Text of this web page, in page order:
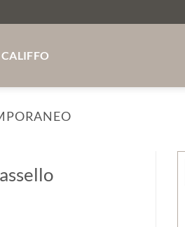
SPEDIZIONE